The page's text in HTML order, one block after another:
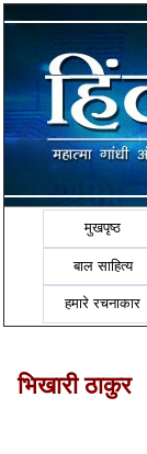
मुखपृष्ठ
बाल साहित्य
हमारे रचनाकार
भिखारी ठाकुर